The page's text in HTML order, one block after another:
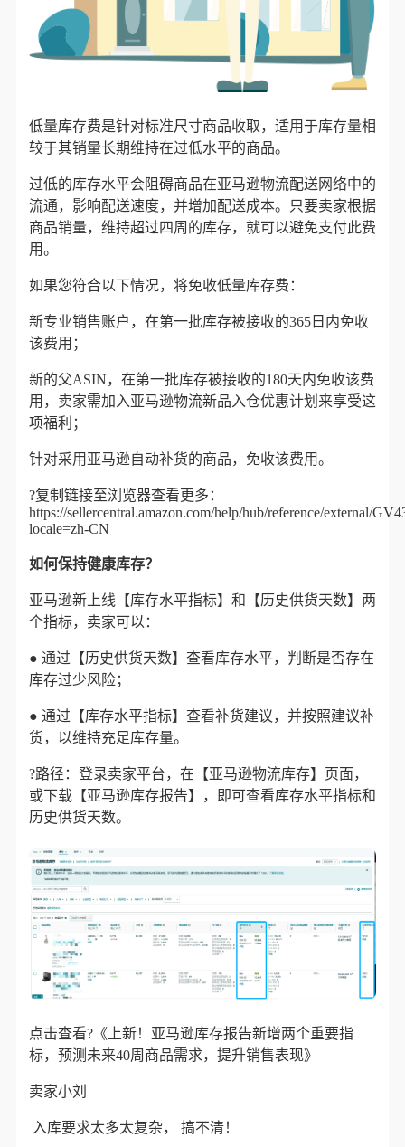
低量库存费是针对标准尺寸商品收取，适用于库存量相
较于其销量长期维持在过低水平的商品。
过低的库存水平会阻碍商品在亚马逊物流配送网络中的
流通，影响配送速度，并增加配送成本。只要卖家根据
商品销量，维持超过四周的库存，就可以避免支付此费
用。
如果您符合以下情况，将免收低量库存费：
新专业销售账户，在第一批库存被接收的365日内免收
该费用；
新的父ASIN，在第一批库存被接收的180天内免收该费
用，卖家需加入亚马逊物流新品入仓优惠计划来享受这
项福利；
针对采用亚马逊自动补货的商品，免收该费用。
?复制链接至浏览器查看更多：
https://sellercentral.amazon.com/help/hub/reference/external/
locale=zh-CN
如何保持健康库存？
亚马逊新上线【库存水平指标】和【历史供货天数】两
个指标， 卖家可以：
● 通过 【历史供货天数】 查看库存水平，判断是否存在
库存过少风险；
● 通过 【库存水平指标】 查看补货建议，并按照建议补
货，以维持充足库存量。
?路径：登录卖家平台，在 【亚马逊物流库存】
页面，
或下载【亚马逊库存报告】
，即可查看库存水平指标和
历史供货天数。
点击查看?《 上新！亚马逊库存报告新增两个重要指
标，预测未来40周商品需求，提升销售表现》
卖家小刘
入库要求太多太复杂， 搞不清！